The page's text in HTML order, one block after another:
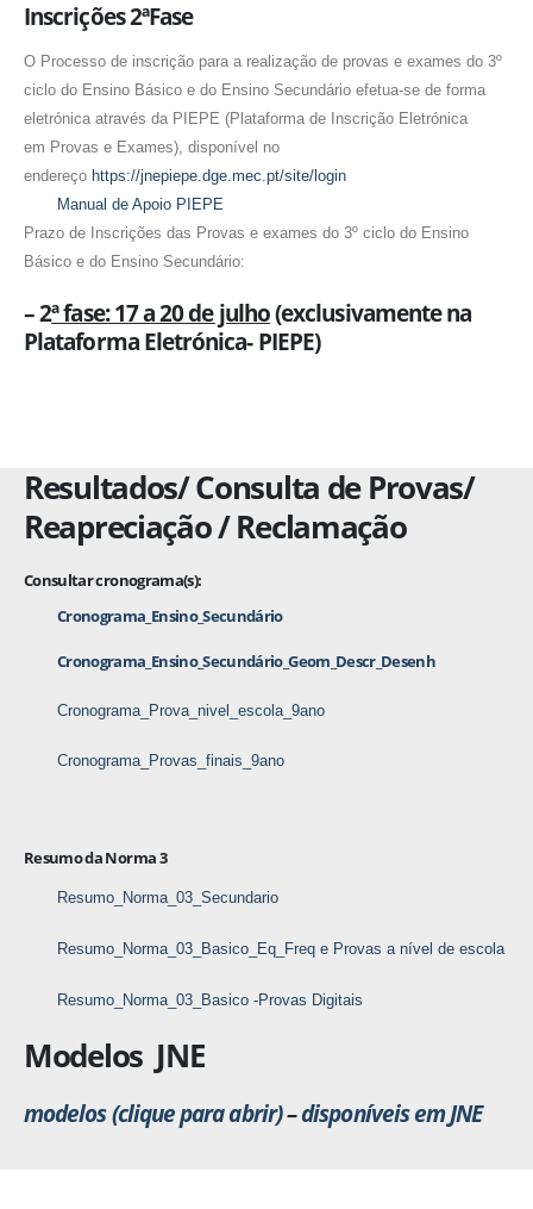
Inscrições 2ªFase
O Processo de inscrição para a realização de provas e exames do 3º
ciclo do Ensino Básico e do Ensino Secundário efetua-se de forma
eletrónica através da PIEPE (P lataforma de nscrição E letrónica
em Provas e Exames), disponível no
endereço https://jnepiepe.dge.mec.pt/site/login
Manual de Apoio PIEPE
Prazo de Inscrições das Provas e exames do 3º ciclo do Ensino
Básico e do Ensino Secundário:
–2ª fase: 17 a 20 de julho(exclusivamente na
Plataforma Eletrónica- PIEPE)
Resultados/ Consulta de Provas/
Reapreciação / Reclamação
Consultar cronograma(s):
Cronograma_Ensino_Secundário
Cronograma_Ensino_Secundário_Geom_Descr_Desenh
Cronograma_Prova_nivel_escola_9ano
Cronograma_Provas_finais_9ano
Resumo da Norma 3
Resumo_Norma_03_Secundario
Resumo_Norma_03_Basico_Eq_Freq e Provas a nível de escola
Resumo_Norma_03_Basico -Provas Digitais
Modelos JNE
modelos (clique para abrir)–disponíveis em JNE